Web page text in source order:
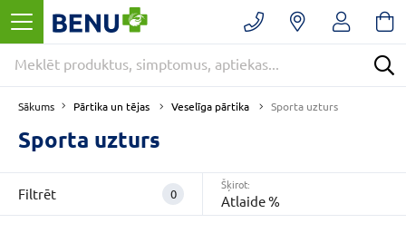
Sākums Pārtika un tējas Veselīga pārtika Sporta uzturs
FiltrētNoņemt
filtrus
Kategorijas
APTIEKA
(223)
Sporta uzturs
Filtrēt 0
Šķirot:
Atlaide %